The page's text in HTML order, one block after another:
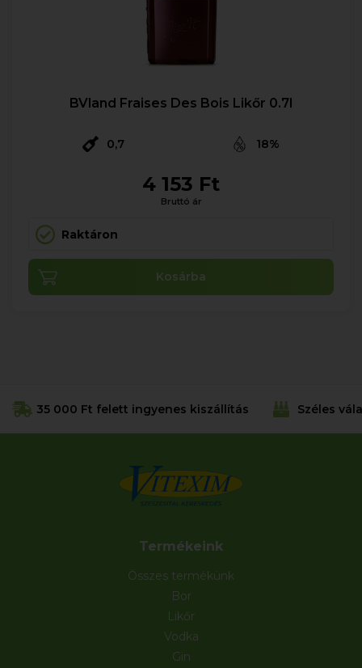
BVland Fraises Des Bois Likőr 0.7l
0,7 18%
4 153 Ft
Bruttó ár
Raktáron
Kosárba
35 000 Ft felett ingyenes kiszállítás Széles
Termékeink
Összes termékünk
Bor
Likőr
Vodka
Gin